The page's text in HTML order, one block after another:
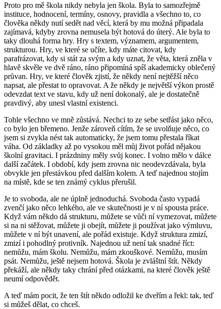
Proto pro mě škola nikdy nebyla jen škola. Byla to samozřejmě
instituce, hodnocení, termíny, osnovy, pravidla a všechno to, co
člověka někdy nutí sedět nad věcí, která by mu možná připadala
zajímavá, kdyby zrovna nemusela být hotová do úterý. Ale byla to
taky dlouhá forma hry. Hry s textem, významem, argumentem,
strukturou. Hry, ve které se učíte, kdy máte citovat, kdy
parafrázovat, kdy si stát za svým a kdy uznat, že věta, která zněla v
hlavě skvěle ve dvě ráno, ráno připomíná spíš akademicky oblečený
průvan. Hry, ve které člověk zjistí, že někdy není nejtěžší něco
napsat, ale přestat to opravovat. A že někdy je největší výkon prostě
odevzdat text ve stavu, kdy už není dokonalý, ale je dostatečně
pravdivý, aby unesl vlastní existenci.
Tohle všechno ve mně zůstává. Nechci to ze sebe setřást jako něco,
co bylo jen břemeno. Jenže zároveň cítím, že se uvolňuje něco, co
jsem si zvykla nést tak automaticky, že jsem tomu přestala říkat
váha. Od základky až po vysokou měl můj život pořád nějakou
školní gravitaci. I prázdniny měly svůj konec. I volno mělo v dálce
další začátek. I období, kdy jsem zrovna nic neodevzdávala, byla
obvykle jen přestávkou před dalším kolem. A teď najednou stojím
na místě, kde se ten známý cyklus přerušil.
Je to svoboda, ale ne úplně jednoduchá. Svoboda často vypadá
zvenčí jako něco lehkého, ale ve skutečnosti je v ní spousta práce.
Když vám někdo dá strukturu, můžete se vůči ní vymezovat, můžete
si na ni stěžovat, můžete ji obejít, můžete ji používat jako výmluvu,
můžete v ní být unavení, ale pořád existuje. Když struktura zmizí,
zmizí i pohodlný protivník. Najednou už není tak snadné říct:
nemůžu, mám školu. Nemůžu, mám zkouškové. Nemůžu, musím
psát. Nemůžu, ještě nejsem hotová. Škola je zvláštní štít. Někdy
překáží, ale někdy taky chrání před otázkami, na které člověk ještě
neumí odpovědět.
A teď mám pocit, že ten štít někdo odložil ke dveřím a řekl: tak, teď
si můžeš dělat, co chceš.